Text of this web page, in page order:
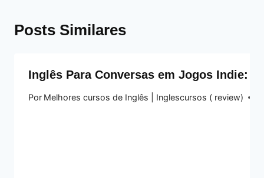
Posts Similares
Inglês Para Conversas em Jogos Indie:
Por Melhores cursos de Inglês | Inglescursos ( review)